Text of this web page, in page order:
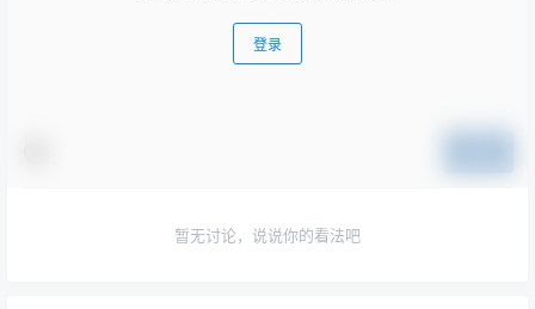
登录
暂无讨论，说说你的看法吧